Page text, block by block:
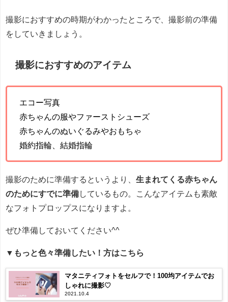
撮影におすすめの時期がわかったところで、撮影前の準備
をしていきましょう。
撮影におすすめのアイテム
エコー写真
赤ちゃんの服やファーストシューズ
赤ちゃんのぬいぐるみやおもちゃ
婚約指輪、結婚指輪
撮影のために準備するというより、 生まれてくる赤ちゃん
のためにすでに準備しているもの。こんなアイテムも素敵
なフォトプロップスになりますよ。
ぜひ準備しておいてください^^
▼もっと色々準備したい！方はこちら
マタニティフォトをセルフで！100均アイテムでお
しゃれに撮影♡
2021.10.4